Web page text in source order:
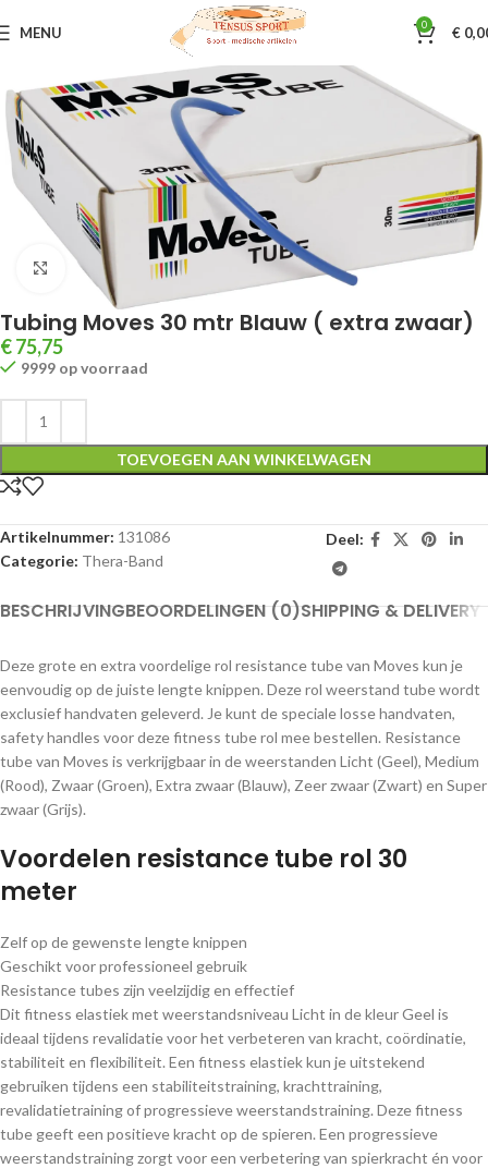
MENU 0 €
Home Oefen en Training materialen Thera-Band
Klik om te vergroten
Tubing Moves 30 mtr Blauw ( extra zwaar)
€75,75
9999 op voorraad
TOEVOEGEN AAN WINKELWAGEN
Artikelnummer: 131086
Categorie: Thera-Band
Deel:
BESCHRIJVINGBEOORDELINGEN (0)SHIPPING & DELIVERY
Deze grote en extra voordelige rol resistance tube van Moves kun je
eenvoudig op de juiste lengte knippen. Deze rol weerstand tube wordt
exclusief handvaten geleverd. Je kunt de speciale losse handvaten,
safety handles voor deze fitness tube rol mee bestellen. Resistance
tube van Moves is verkrijgbaar in de weerstanden Licht (Geel), Medium
(Rood), Zwaar (Groen), Extra zwaar (Blauw), Zeer zwaar (Zwart) en Super
zwaar (Grijs).
Voordelen resistance tube rol 30
meter
Zelf op de gewenste lengte knippen
Geschikt voor professioneel gebruik
Resistance tubes zijn veelzijdig en effectief
Dit fitness elastiek met weerstandsniveau Licht in de kleur Geel is
ideaal tijdens revalidatie voor het verbeteren van kracht, coördinatie,
stabiliteit en flexibiliteit. Een fitness elastiek kun je uitstekend
gebruiken tijdens een stabiliteitstraining, krachttraining,
revalidatietraining of progressieve weerstandstraining. Deze fitness
tube geeft een positieve kracht op de spieren. Een progressieve
weerstandstraining zorgt voor een verbetering van spierkracht én voor